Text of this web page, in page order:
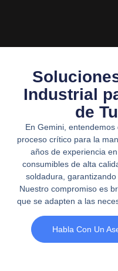
Industrial
de
En Gemini,
proceso crítico para la
años de experiencia
consumibles de alta
soldadura,
Nuestro compromiso es
que se adapten a las
Habla Con Un